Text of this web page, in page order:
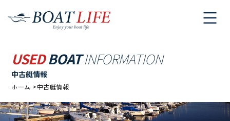
USEDBOATINFORMATION
中古艇情報
ホーム 中古艇情報